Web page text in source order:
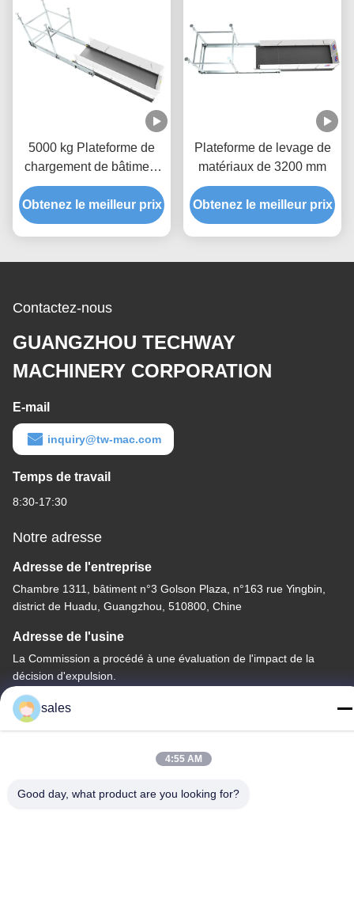
5000 kg Plateforme de
chargement de bâtiment
Galvanisation à chaud
MLP4200
Obtenez le meilleur prix
Plateforme de levage de
matériaux de 3200 mm
Obtenez le meilleur prix
Contactez-nous
GUANGZHOU TECHWAY
MACHINERY CORPORATION
E-mail
inquiry@tw-mac.com
Temps de travail
8:30-17:30
Notre adresse
Adresse de l'entreprise
Chambre 1311, bâtiment n°3 Golson Plaza, n°163 rue Yingbin,
district de Huadu, Guangzhou, 510800, Chine
Adresse de l'usine
La Commission a procédé à une évaluation de l'impact de la
décision d'expulsion.
Télégramme
86-20-36969420
sales
4:55 AM
Good day, what product are you looking for?